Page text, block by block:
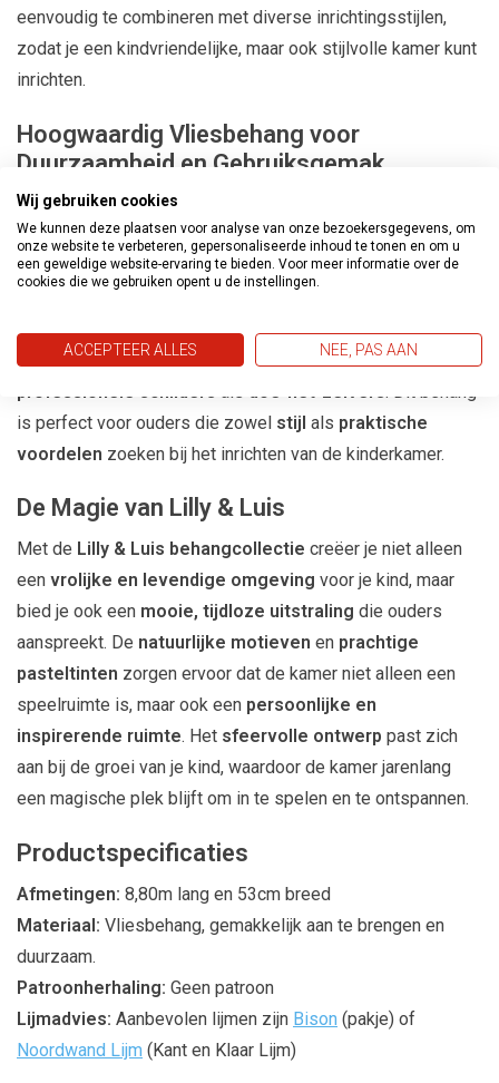
eenvoudig te combineren met diverse inrichtingsstijlen,
zodat je een kindvriendelijke, maar ook stijlvolle kamer kunt
inrichten.
Hoogwaardig Vliesbehang voor
Duurzaamheid en Gebruiksgemak
De Lilly & Luis behangcollectie
vliesbehang, wat niet alleenduurzaamis, maar ookzeer
gebruiksvriendelijk. Hetrobuuste materiaalzorgt ervoor
kinderkamer. Dankzij het vliesmateriaal is hetgemakkelijk
aan te brengen, wat het ideaal maakt voor zowel
is perfect voor ouders die zowel stijl als praktische
voordelen zoeken bij het inrichten van de kinderkamer.
De Magie van Lilly & Luis
Met de Lilly & Luis behangcollectie creëer je niet alleen
een vrolijke en levendige omgeving voor je kind, maar
bied je ook een mooie, tijdloze uitstraling die ouders
aanspreekt. De natuurlijke motieven en prachtige
pasteltinten zorgen ervoor dat de kamer niet alleen een
speelruimte is, maar ook een persoonlijke en
inspirerende ruimte. Het sfeervolle ontwerp past zich
aan bij de groei van je kind, waardoor de kamer jarenlang
een magische plek blijft om in te spelen en te ontspannen.
Productspecificaties
Afmetingen: 8,80m lang en 53cm breed
Materiaal: Vliesbehang, gemakkelijk aan te brengen en
duurzaam.
Patroonherhaling: Geen patroon
Lijmadvies: Aanbevolen lijmen zijn Bison (pakje) of
Noordwand Lijm (Kant en Klaar Lijm)
Wij gebruiken cookies
We kunnen deze plaatsen voor analyse van onze bezoekersgegevens, om
onze website te verbeteren, gepersonaliseerde inhoud te tonen en om u
een geweldige website-ervaring te bieden. Voor meer informatie over de
cookies die we gebruiken opent u de instellingen.
ACCEPTEER ALLES NEE, PAS AAN